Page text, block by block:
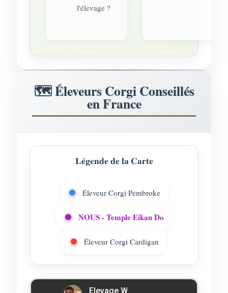
l'élevage ?
🗺️ Éleveurs Corgi Conseillés
en France
Légende de la Carte
Éleveur Corgi Pembroke
NOUS - Temple Eikan Do
Éleveur Corgi Cardigan